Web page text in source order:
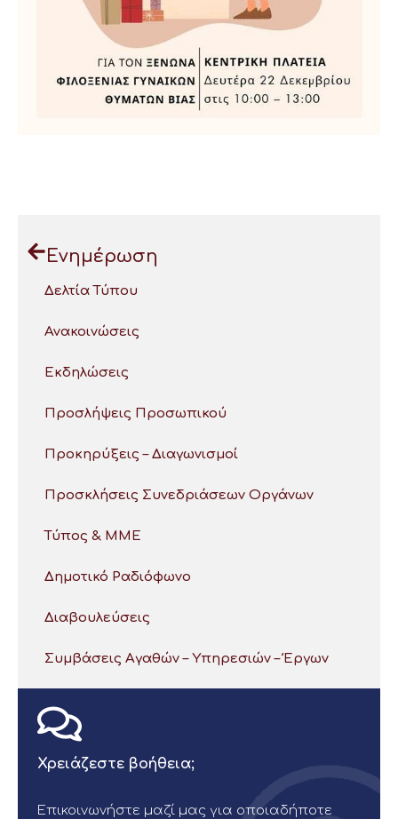
Ενημέρωση
Δελτία Τύπου
Ανακοινώσεις
Εκδηλώσεις
Προσλήψεις Προσωπικού
Προκηρύξεις – Διαγωνισμοί
Προσκλήσεις Συνεδριάσεων Οργάνων
Τύπος & ΜΜΕ
Δημοτικό Ραδιόφωνο
Διαβουλεύσεις
Συμβάσεις Αγαθών – Υπηρεσιών – Έργων
Χρειάζεστε βοήθεια;
Επικοινωνήστε μαζί μας για οποιαδήποτε